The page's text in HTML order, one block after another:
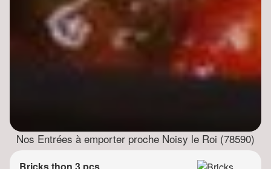
Nos Entrées à emporter proche Noisy le Roi (78590)